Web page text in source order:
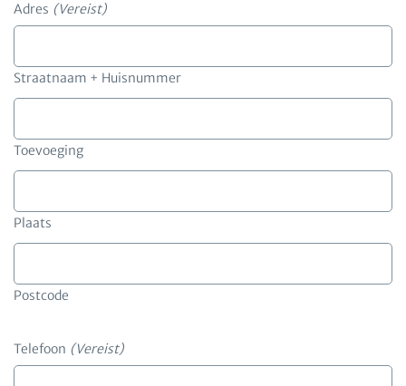
Adres (Vereist)
Straatnaam + Huisnummer
Toevoeging
Plaats
Postcode
Telefoon (Vereist)